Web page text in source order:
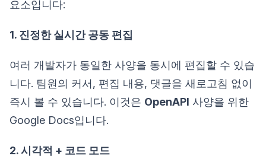
요소입니다:
1. 진정한 실시간 공동 편집
여러 개발자가 동일한 사양을 동시에 편집할 수 있습
니다. 팀원의 커서, 편집 내용, 댓글을 새로고침 없이
즉시 볼 수 있습니다. 이것은 OpenAPI 사양을 위한
Google Docs입니다.
2. 시각적 + 코드 모드